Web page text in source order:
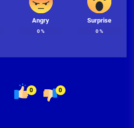
Angry
0%
Surprise
0%
0 0